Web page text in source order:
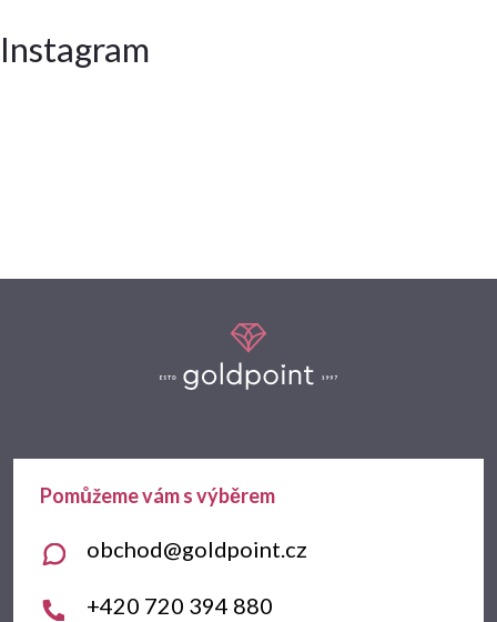
Instagram
a
obchod@goldpoint.cz
+420 720 394 880